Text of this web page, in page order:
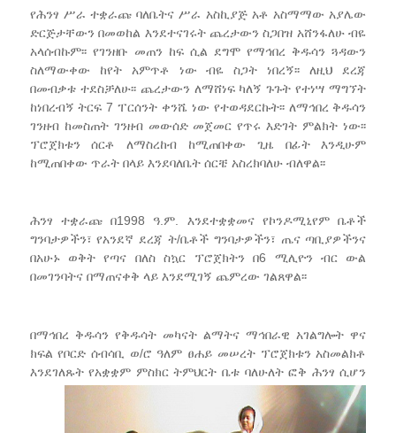
የሕንፃ ሥራ ተቋራጩ ባለቤትና ሥራ አስኪያጅ አቶ አስማማው አያሌው
ድርጅታቸውን በመወከል እንደተናገሩት ጨረታውን ስጋበዝ አሸንፋለሁ ብዬ
አላሰብኩም፡፡ የገንዘቡ መጠን ከፍ ሲል ደግሞ የማኅበረ ቅዱሳን ጓዳውን
ስለማውቀው ከየት አምጥቶ ነው ብዬ ስጋት ነበረኝ፡፡ ለዚህ ደረጃ
በመብቃቱ ተደስቻለሁ፡፡ ጨረታውን ለማሸነፍ ካለኝ ጉጉት የተነሣ ማግኘት
ከነበረብኝ ትርፍ 7 ፐርሰንት ቀንሼ ነው የተወዳደርኩት፡፡ ለማኅበረ ቅዱሳን
ገንዘብ ከመስጠት ገንዘብ መውሰድ መጀመር የጥሩ እድገት ምልክት ነው፡፡
ፕሮጀክቱን ሰርቶ ለማስረከብ ከሚጠበቀው ጊዜ በፊት እንዲሁም
ከሚጠበቀው ጥራት በላይ እንደባለቤት ሰርቼ አስረክባለሁ ብለዋል፡፡
ሕንፃ ተቋራጩ በ1998 ዓ.ም. እንደተቋቋመና የኮንዶሚኒየም ቤቶች
ግንባታዎችን፣ የአንደኛ ደረጃ ት/ቤቶች ግንባታዎችን፣ ጤና ጣቢያዎችንና
በአሁኑ ወቅት የጣና በለስ ስኳር ፕሮጀክትን በ6 ሚሊዮን ብር ውል
በመገንባትና በማጠናቀቅ ላይ እንደሚገኝ ጨምረው ገልጸዋል፡፡
በማኅበረ ቅዱሳን የቅዱሳት መካናት ልማትና ማኅበራዊ አገልግሎት ዋና
ክፍል የቦርድ ሰብሳቢ ወ/ሮ ዓለም ፀሐይ መሠረት ፕሮጀክቱን አስመልክቶ
እንደገለጹት የአቋቋም ምስክር ትምህርት ቤቱ ባለሁለት ፎቅ ሕንፃ ሲሆን